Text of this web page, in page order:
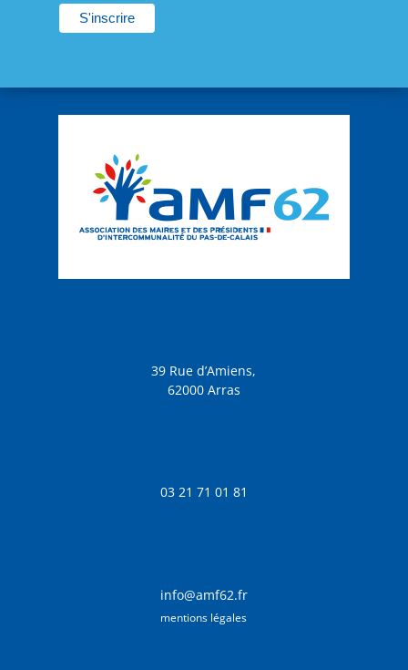
39 Rue d’Amiens,
62000 Arras
03 21 71 01 81
info@amf62.fr
mentions légales